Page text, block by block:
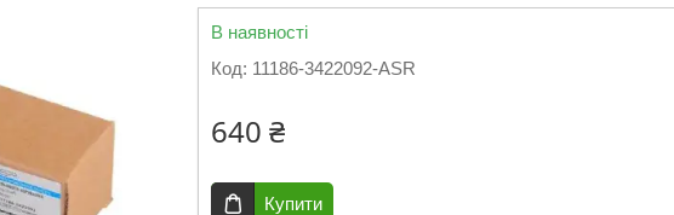
В наявності
Код: 11186-3422092-ASR
640 ₴
Купити